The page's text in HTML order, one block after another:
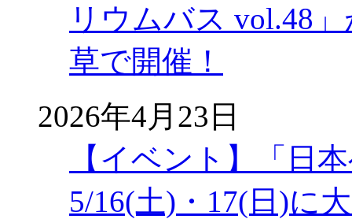
リウムバス vol.48
草で開催！
2026年4月23日
【イベント】「日
5/16(土)・17(日)に